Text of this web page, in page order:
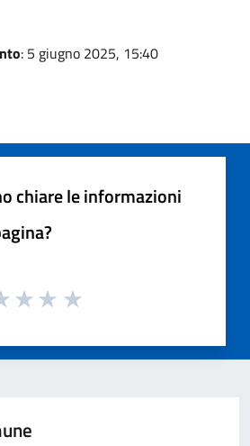
: 5 giugno 2025, 15:40
chiare le informazioni